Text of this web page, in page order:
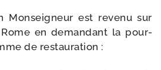
Monseigneur est reve­nu sur
en deman­dant la pour­
de restauration :